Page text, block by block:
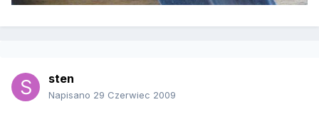
sten
Napisano 29 Czerwiec 2009